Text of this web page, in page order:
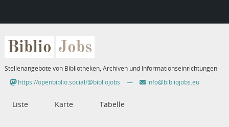
Biblio Jobs
Stellenangebote von Bibliotheken, Archiven und Informationseinrichtungen
https://openbiblio.social/@bibliojobs
— info@bibliojobs.eu
Liste Karte Tabelle